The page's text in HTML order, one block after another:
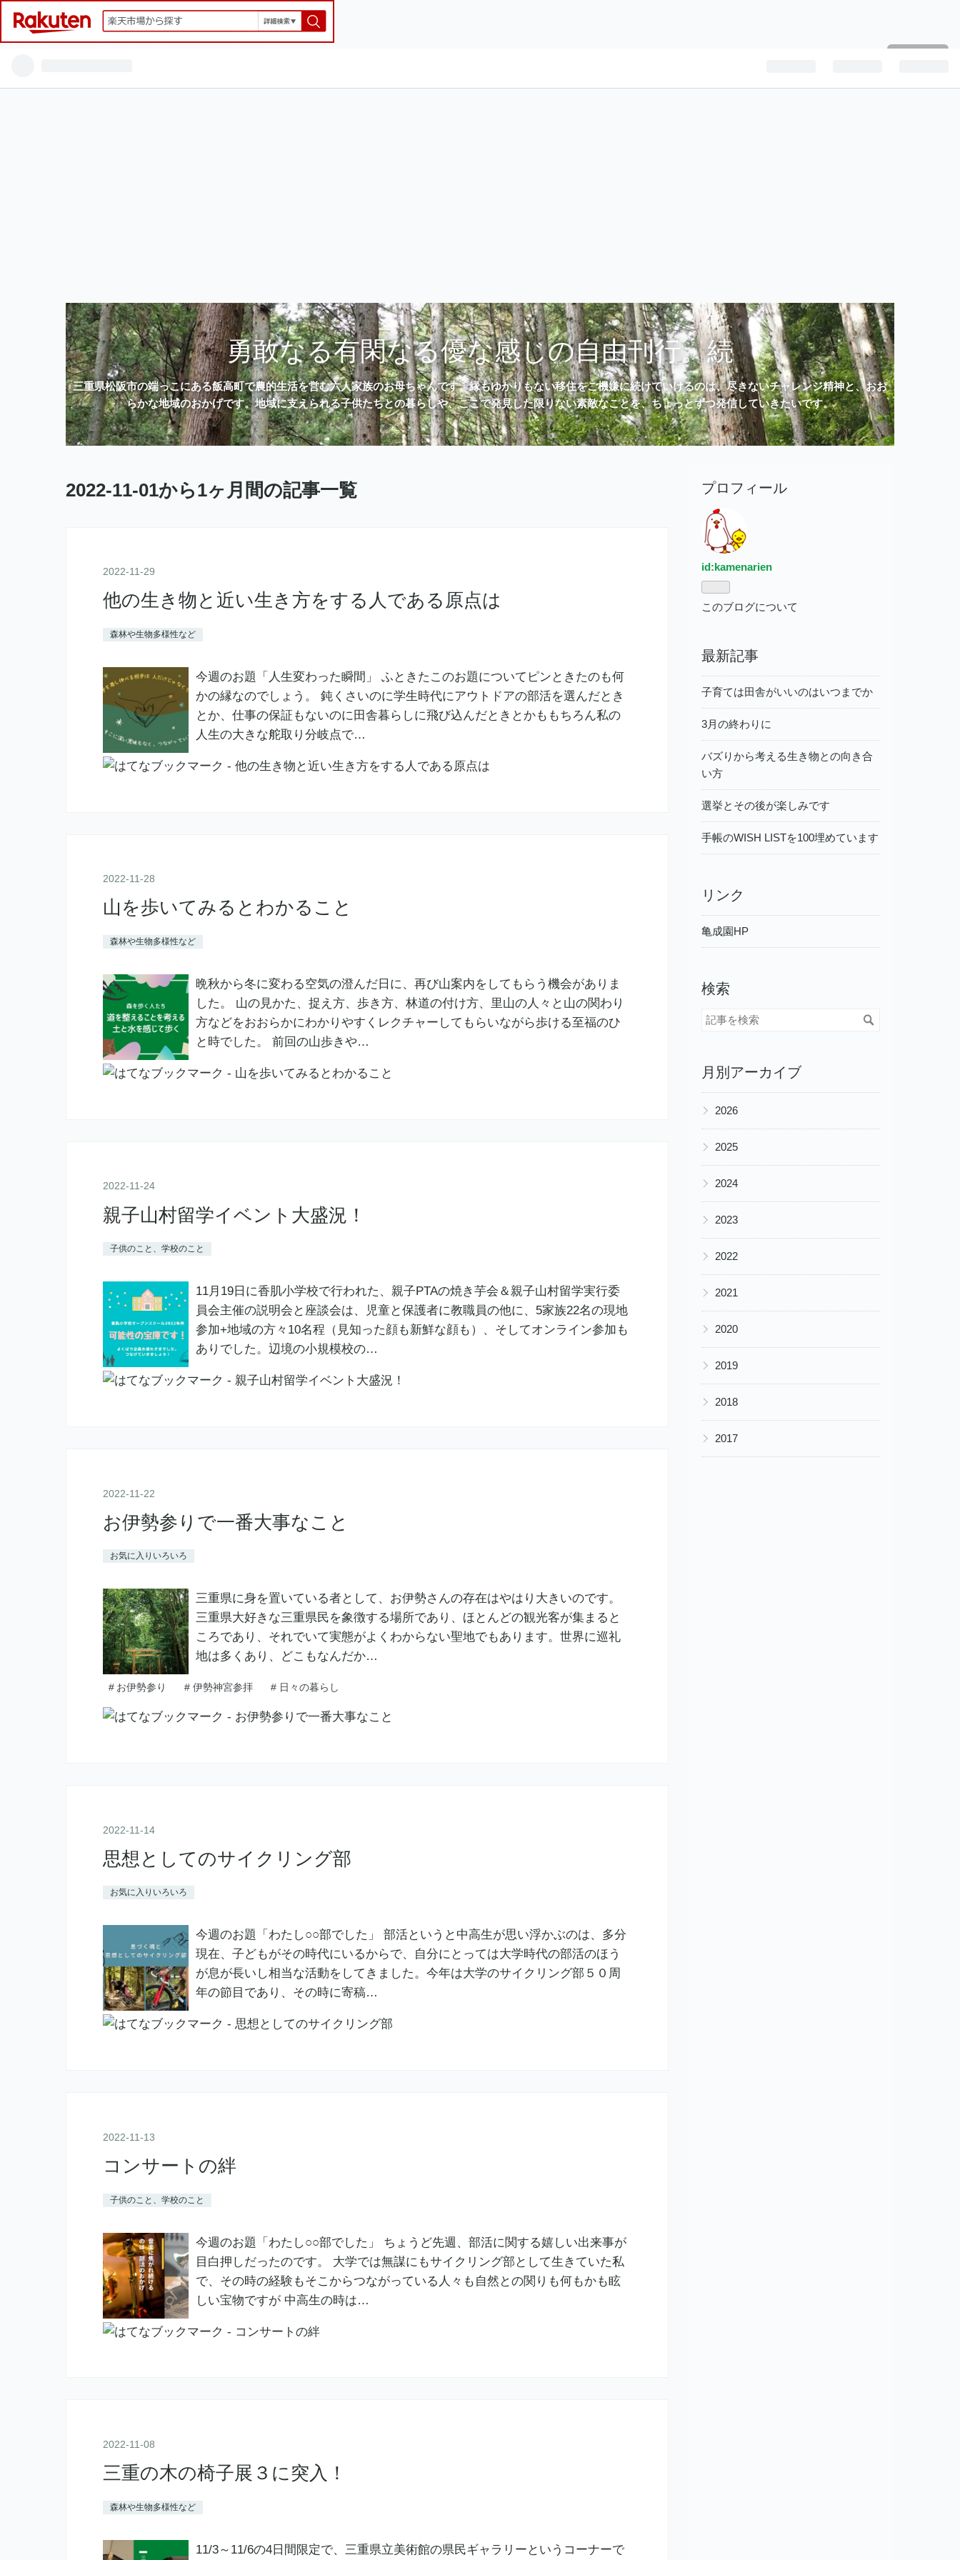
勇敢なる有閑なる優な感じの自由刊行。続
三重県松阪市の端っこにある飯高町で農的生活を営む六人家族のお母ちゃんです。縁もゆかりもない移住をご機嫌に続けていけるのは、尽きないチャレンジ精神と、おお
らかな地域のおかげです。地域に支えられる子供たちとの暮らしや、ここで発見した限りない素敵なことを、ちょっとずつ発信していきたいです。
2022-11-01から1ヶ月間の記事一覧
2022-11-29
他の生き物と近い生き方をする人である原点は
森林や生物多様性など
今週のお題「人生変わった瞬間」 ふときたこのお題についてピンときたのも何
かの縁なのでしょう。 鈍くさいのに学生時代にアウトドアの部活を選んだとき
とか、仕事の保証もないのに田舎暮らしに飛び込んだときとかももちろん私の
人生の大きな舵取り分岐点で…
2022-11-28
山を歩いてみるとわかること
森林や生物多様性など
晩秋から冬に変わる空気の澄んだ日に、再び山案内をしてもらう機会がありま
した。 山の見かた、捉え方、歩き方、林道の付け方、里山の人々と山の関わり
方などをおおらかにわかりやすくレクチャーしてもらいながら歩ける至福のひ
と時でした。 前回の山歩きや…
2022-11-24
親子山村留学イベント大盛況！
子供のこと、学校のこと
11月19日に香肌小学校で行われた、親子PTAの焼き芋会＆親子山村留学実行委
員会主催の説明会と座談会は、児童と保護者に教職員の他に、5家族22名の現地
参加+地域の方々10名程（見知った顔も新鮮な顔も）、そしてオンライン参加も
ありでした。辺境の小規模校の…
2022-11-22
お伊勢参りで一番大事なこと
お気に入りいろいろ
三重県に身を置いている者として、お伊勢さんの存在はやはり大きいのです。
三重県大好きな三重県民を象徴する場所であり、ほとんどの観光客が集まると
ころであり、それでいて実態がよくわからない聖地でもあります。世界に巡礼
地は多くあり、どこもなんだか…
# お伊勢参り # 伊勢神宮参拝 # 日々の暮らし
2022-11-14
思想としてのサイクリング部
お気に入りいろいろ
今週のお題「わたし○○部でした」 部活というと中高生が思い浮かぶのは、多分
現在、子どもがその時代にいるからで、自分にとっては大学時代の部活のほう
が息が長いし相当な活動をしてきました。今年は大学のサイクリング部５０周
年の節目であり、その時に寄稿…
2022-11-13
コンサートの絆
子供のこと、学校のこと
今週のお題「わたし○○部でした」 ちょうど先週、部活に関する嬉しい出来事が
目白押しだったのです。 大学では無謀にもサイクリング部として生きていた私
で、その時の経験もそこからつながっている人々も自然との関りも何もかも眩
しい宝物ですが 中高生の時は…
2022-11-08
三重の木の椅子展３に突入！
森林や生物多様性など
11/3～11/6の4日間限定で、三重県立美術館の県民ギャラリーというコーナーで
プロフィール
id:kamenarien
このブログについて
最新記事
子育ては田舎がいいのはいつまでか
3月の終わりに
バズりから考える生き物との向き合
い方
選挙とその後が楽しみです
手帳のWISH LISTを100埋めています
リンク
亀成園HP
検索
月別アーカイブ
▶ 2026
▶ 2025
▶ 2024
▶ 2023
▶ 2022
▶ 2021
▶ 2020
▶ 2019
▶ 2018
▶ 2017